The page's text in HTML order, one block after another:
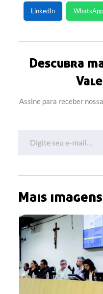
LinkedIn WhatsApp
Descubra
Assine para receber
Mais imagens